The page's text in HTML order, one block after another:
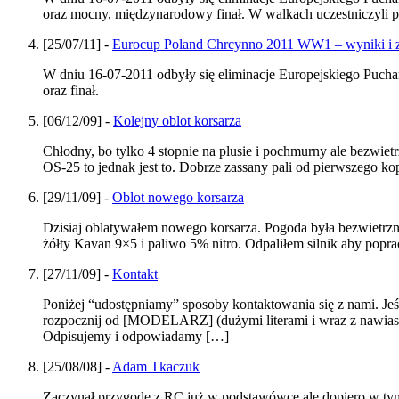
oraz mocny, międzynarodowy finał. W walkach
[25/07/11] - Eurocup Poland Chrcynno 2011 WW1 – wyniki i
W dniu 16-07-2011 odbyły się eliminacje Europejskiego
oraz finał.
[06/12/09] - Kolejny oblot korsarza
Chłodny, bo tylko 4 stopnie na plusie i pochmurny ale
OS-25 to jednak jest to. Dobrze zassany pali od pierwszego
[29/11/09] - Oblot nowego korsarza
Dzisiaj oblatywałem nowego korsarza. Pogoda była
żółty Kavan 9×5 i paliwo 5% nitro. Odpaliłem silnik aby
[27/11/09] - Kontakt
Poniżej “udostępniamy” sposoby kontaktowania się z nami.
rozpocznij od [MODELARZ] (dużymi literami i wraz z
Odpisujemy i odpowiadamy […]
[25/08/08] - Adam Tkaczuk